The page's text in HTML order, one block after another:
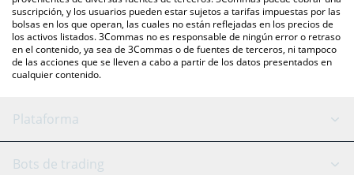
suscripción, y los usuarios pueden estar sujetos a tarifas impuestas por las
bolsas en los que operan, las cuales no están reflejadas en los precios de
los activos listados. 3Commas no es responsable de ningún error o retraso
en el contenido, ya sea de 3Commas o de fuentes de terceros, ni tampoco
de las acciones que se lleven a cabo a partir de los datos presentados en
cualquier contenido.
Plataforma
Bot GRID
Bots de trading